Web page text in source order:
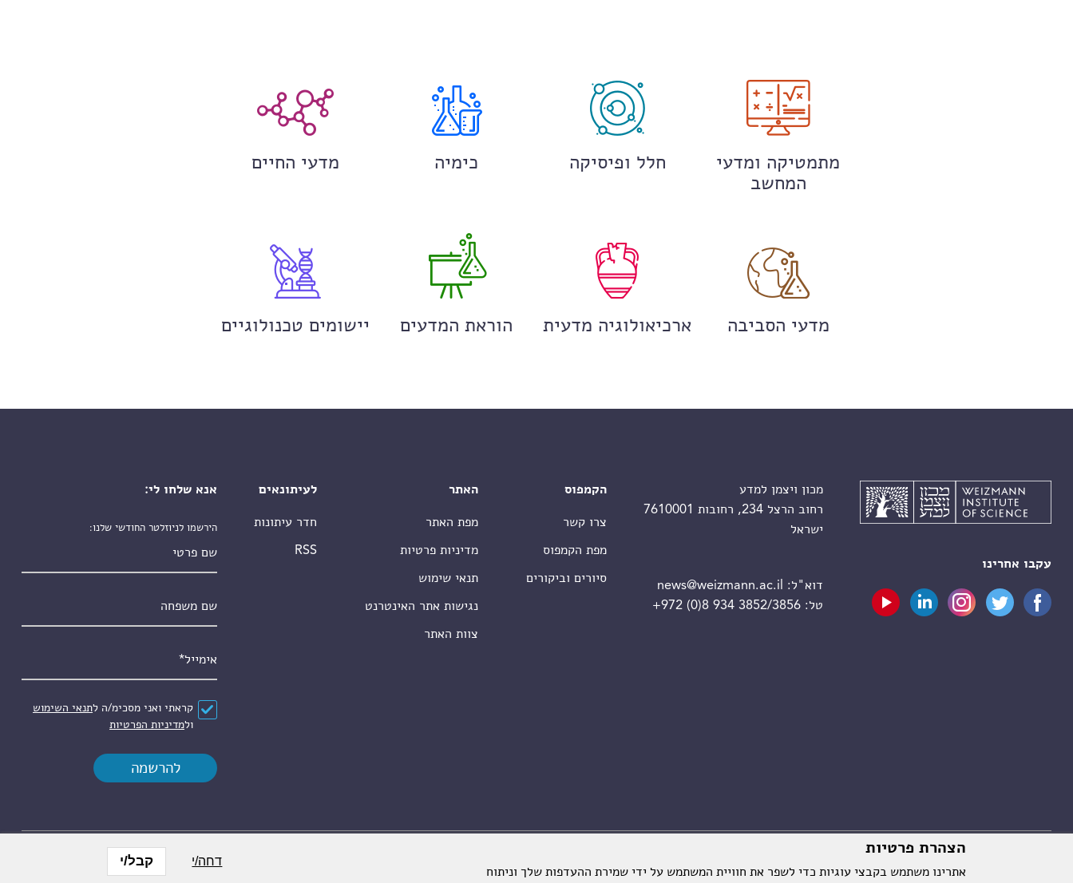
מתמטיקה ומדעי
המחשב
חלל ופיסיקה כימיה מדעי החיים
מדעי הסביבה ארכיאולוגיה מדעית הוראת המדעים יישומים טכנולוגיים
עקבו אחרינו
מכון ויצמן למדע
רחוב הרצל 234, רחובות 7610001
ישראל
דוא"ל:
news@weizmann.ac.il
טל:+972 (0)8 934 3852/3856
הקמפוס
צרו קשר
מפת הקמפוס
סיורים וביקורים
האתר
מפת האתר
מדיניות פרטיות
תנאי שימוש
נגישות אתר האינטרנט
צוות האתר
לעיתונאים
חדר עיתונות
RSS
אנא שלחו לי:
הירשמו לניוזלטר החודשי שלנו:
הסכם*
קראתי ואני מסכימ/ה לתנאי השימוש
ולמדיניות הפרטיות
מכון ויצמן למדע. כל הזכויות שמורות
הצהרת פרטיות
אתרינו משתמש בקבצי עוגיות כדי לשפר את חוויית המשתמש על ידי שמירת ההעדפות שלך וניתוח
דחה/י קבל/י